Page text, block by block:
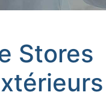
Stores